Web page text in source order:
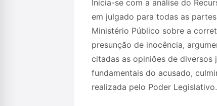
Inicia-se com a análise do
em julgado para todas as
Ministério Público sobre a
presunção de inocência,
citadas as opiniões de
fundamentais do acusado,
realizada pelo Poder Legislativo.